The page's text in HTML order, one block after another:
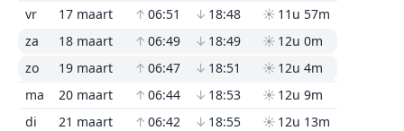
vr
17 maart ↑ 06:51 ↓ 18:48 ☀ 11u 57m
za
18 maart ↑ 06:49 ↓ 18:49 ☀ 12u 0m
zo
19 maart ↑ 06:47 ↓ 18:51 ☀ 12u 4m
ma
20 maart ↑ 06:44 ↓ 18:53 ☀ 12u 9m
di
21 maart ↑ 06:42 ↓ 18:55 ☀ 12u 13m